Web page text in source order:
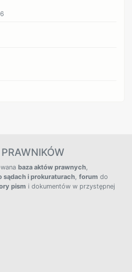
baza aktów prawnych,
sądach i prokuraturach, forum do
pism i dokumentów w przystępnej